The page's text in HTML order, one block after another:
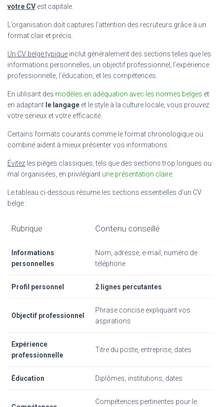
votre CV est capitale.
L’organisation doit captures l’attention des recruteurs grâce à un
format clair et précis.
Un CV belge typique inclut généralement des sections telles que les
informations personnelles, un objectif professionnel, l’expérience
professionnelle, l’éducation, et les compétences.
En utilisant des modèles en adéquation avec les normes belges et
en adaptant le langage et le style à la culture locale, vous prouvez
votre sérieux et votre efficacité.
Certains formats courants comme le format chronologique ou
combiné aident à mieux présenter vos informations.
Évitez les pièges classiques, tels que des sections trop longues ou
mal organisées, en privilégiant une présentation claire
Le tableau ci-dessous résume les sections essentielles d’un CV
belge :
Rubrique Contenu conseillé
Informations
personnelles
Nom, adresse, e-mail, numéro de
téléphone
Profil personnel 2 lignes percutantes
Objectif professionnel
Phrase concise expliquant vos
aspirations
Expérience
professionnelle
Titre du poste, entreprise, dates
Éducation Diplômes, institutions, dates
Compétences pertinentes pour le